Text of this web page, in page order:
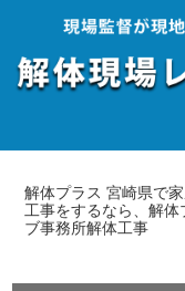
解体プラス 宮崎県で
工事をするなら、解体
ブ事務所解体工事